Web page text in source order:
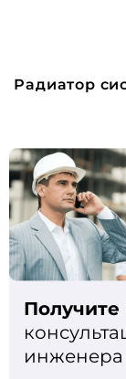
Радиатор
инженера